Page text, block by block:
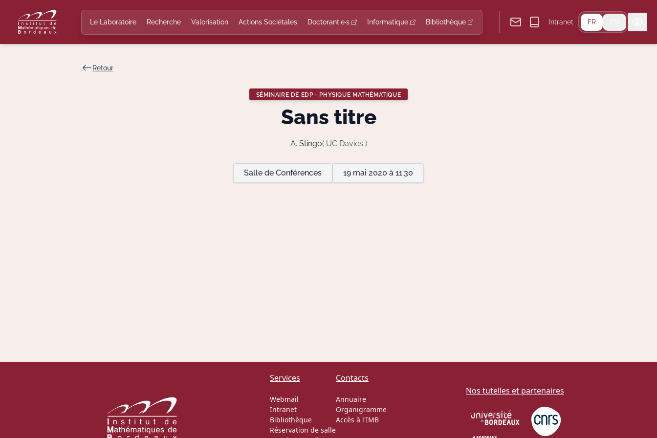
Le Laboratoire Recherche Valorisation Actions Sociétales Doctorant·e·s Informatique Bibliothèque Intranet FR
Retour
SÉMINAIRE DE EDP - PHYSIQUE MATHÉMATIQUE
Sans titre
A. Stingo( UC Davies )
Salle de Conférences 19 mai 2020 à 11:30
Services
Webmail
Intranet
Bibliothèque
Réservation de salle
Contacts
Annuaire
Organigramme
Accès à l'IMB
Nos tutelles et partenaires